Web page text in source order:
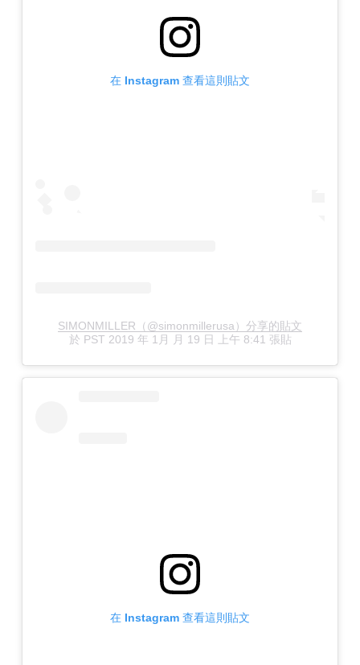
在 Instagram 查看這則貼文
SIMONMILLER（@simonmillerusa）分享的貼文
於 PST 2019 年 1月 月 19 日 上午 8:41 張貼
在 Instagram 查看這則貼文